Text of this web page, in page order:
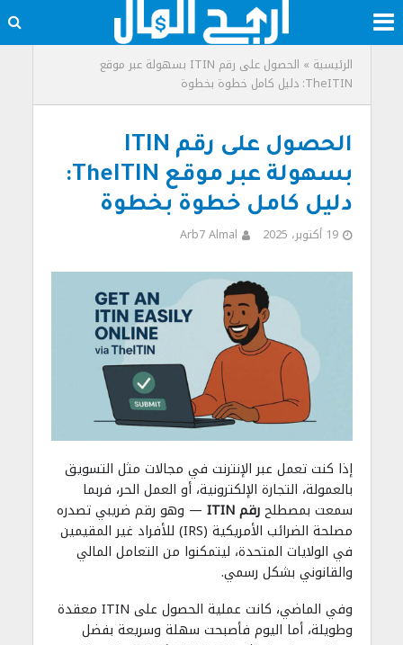
الرئيسية »
الحصول على رقم ITIN بسهولة عبر موقع
TheITIN: دليل كامل خطوة بخطوة
الحصول على رقم ITIN
بسهولة عبر موقع TheITIN:
دليل كامل خطوة بخطوة
19 أكتوبر، 2025 Arb7 Almal
إذا كنت تعمل عبر الإنترنت في مجالات مثل التسويق
بالعمولة، التجارة الإلكترونية، أو العمل الحر، فربما
سمعت بمصطلحرقم ITIN
— وهو رقم ضريبي تصدره
مصلحة الضرائب الأمريكية (IRS) للأفراد غير المقيمين
في الولايات المتحدة، ليتمكنوا من التعامل المالي
والقانوني بشكل رسمي.
وفي الماضي، كانت عملية الحصول على ITIN معقدة
وطويلة، أما اليوم فأصبحت سهلة وسريعة بفضل